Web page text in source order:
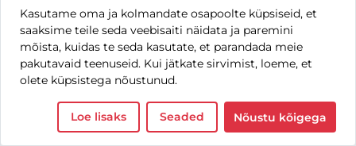
Kasutame oma ja kolmandate osapoolte küpsiseid, et
saaksime teile seda veebisaiti näidata ja paremini
mõista, kuidas te seda kasutate, et parandada meie
pakutavaid teenuseid. Kui jätkate sirvimist, loeme, et
olete küpsistega nõustunud.
Loe lisaks Seaded Nõustu kõigega